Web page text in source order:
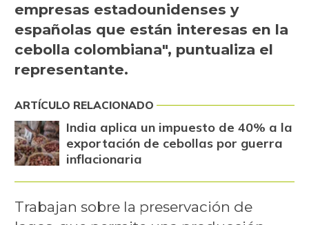
empresas estadounidenses y
españolas que están interesas en la
cebolla colombiana", puntualiza el
representante.
ARTÍCULO RELACIONADO
India aplica un impuesto de 40% a la
exportación de cebollas por guerra
inflacionaria
Trabajan sobre la preservación de